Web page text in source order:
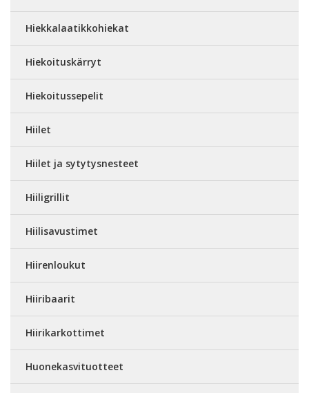
Hiekkalaatikkohiekat
Hiekoituskärryt
Hiekoitussepelit
Hiilet
Hiilet ja sytytysnesteet
Hiiligrillit
Hiilisavustimet
Hiirenloukut
Hiiribaarit
Hiirikarkottimet
Huonekasvituotteet